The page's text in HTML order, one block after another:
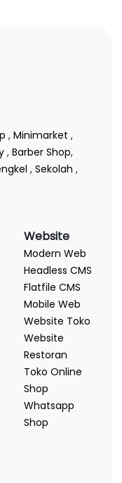
, Minimarket ,
, Barber Shop,
, Sekolah ,
Website
Modern Web
Headless CMS
Flatfile CMS
Mobile Web
Website Toko
Website
Restoran
Toko Online
Shop
Whatsapp
Shop